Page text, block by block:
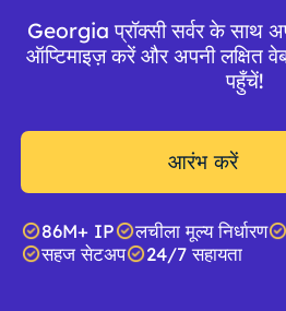
Georgia प्रॉक्सी सर्वर के साथ
ऑप्टिमाइज़ करें और अपनी लक्षित
पहुँचें!
आरंभ करें
86M+ IP लचीला मूल्य निर्धारण
सहज सेटअप
24/7 सहायता